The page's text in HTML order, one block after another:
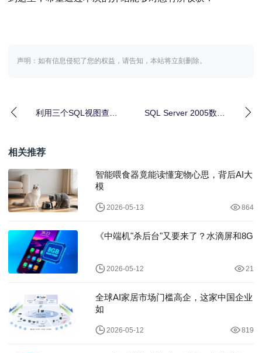
声明：如有信息侵犯了您的权益，请告知，本站将立刻删除。
利用三个SQL视图查出
SQL Server 2005数据
相关推荐
智能喂食器竟能读懂宠物心思，背后AI大
模
2026-05-13 864
《中端机"杀后台"又要来了？水滴屏和8G
2026-05-12 21
全球AI家居市场门槛高企，这家中国企业
如
2026-05-12 819